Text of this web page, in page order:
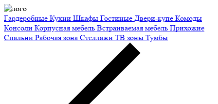
Гардеробные Кухни Шкафы Гостиные Двери-купе Комоды
Консоли Корпусная мебель Встраиваемая мебель Прихожие
Спальни Рабочая зона Стеллажи ТВ зоны Тумбы